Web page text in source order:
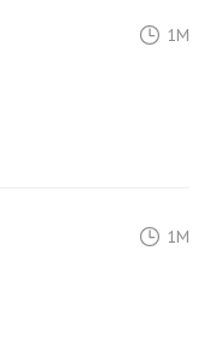
1M
1M